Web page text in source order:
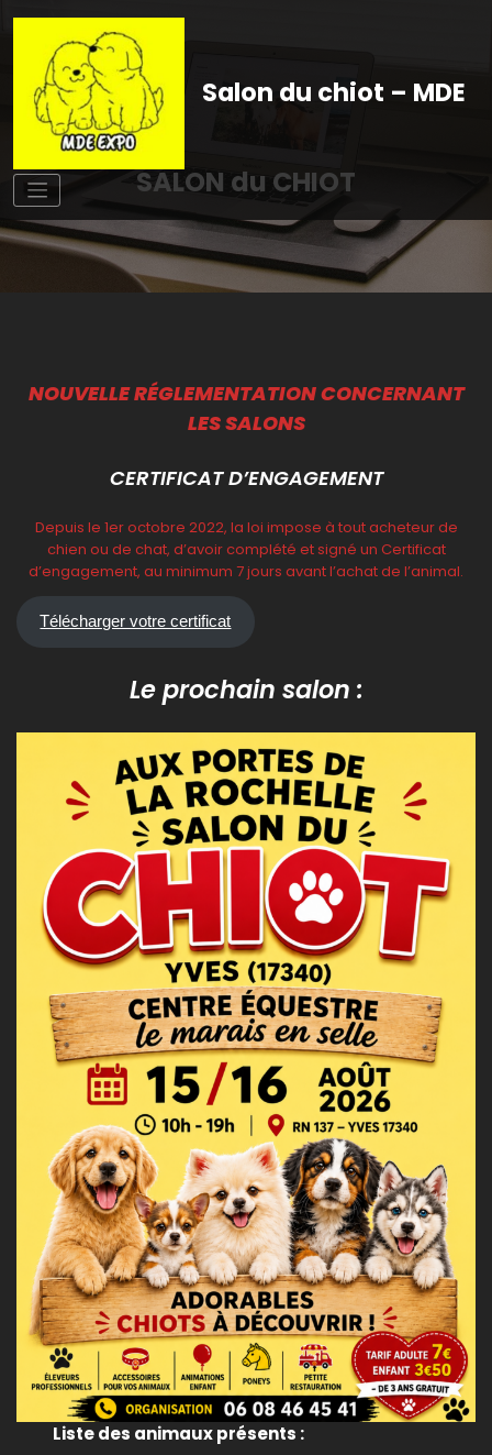
Salon du chiot – MDE
SALON du CHIOT
NOUVELLE RÉGLEMENTATION CONCERNANT
LES SALONS
CERTIFICAT D’ENGAGEMENT
Depuis le 1er octobre 2022, la loi impose à tout acheteur de
chien ou de chat, d’avoir complété et signé un Certificat
d’engagement, au minimum 7 jours avant l’achat de l’animal.
Télécharger votre certificat
Le prochain salon :
Liste des animaux présents :